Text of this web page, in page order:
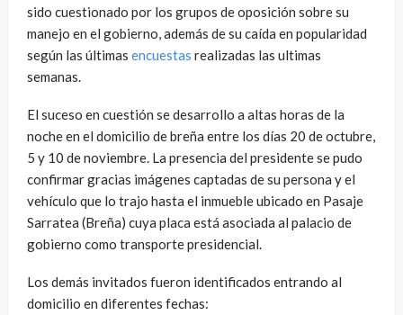
sido cuestionado por los grupos de oposición sobre su
manejo en el gobierno, además de su caída en popularidad
según las últimas encuestas realizadas las ultimas
semanas.
El suceso en cuestión se desarrollo a altas horas de la
noche en el domicilio de breña entre los días 20 de octubre,
5 y 10 de noviembre. La presencia del presidente se pudo
confirmar gracias imágenes captadas de su persona y el
vehículo que lo trajo hasta el inmueble ubicado en Pasaje
Sarratea (Breña) cuya placa está asociada al palacio de
gobierno como transporte presidencial.
Los demás invitados fueron identificados entrando al
domicilio en diferentes fechas: